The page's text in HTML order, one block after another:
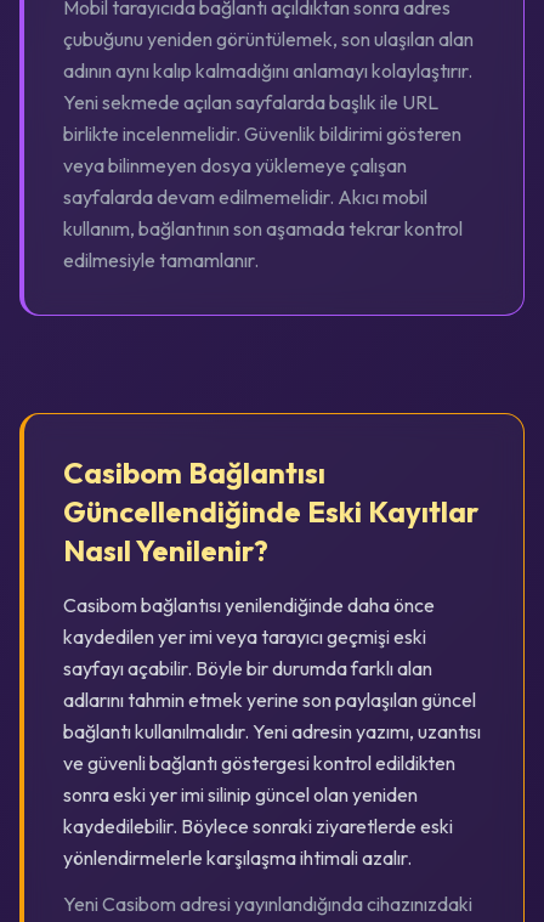
Mobil tarayıcıda bağlantı açıldıktan sonra adres
çubuğunu yeniden görüntülemek, son ulaşılan alan
adının aynı kalıp kalmadığını anlamayı kolaylaştırır.
Yeni sekmede açılan sayfalarda başlık ile URL
birlikte incelenmelidir. Güvenlik bildirimi gösteren
veya bilinmeyen dosya yüklemeye çalışan
sayfalarda devam edilmemelidir. Akıcı mobil
kullanım, bağlantının son aşamada tekrar kontrol
edilmesiyle tamamlanır.
Casibom Bağlantısı
Güncellendiğinde Eski Kayıtlar
Nasıl Yenilenir?
Casibom bağlantısı yenilendiğinde daha önce
kaydedilen yer imi veya tarayıcı geçmişi eski
sayfayı açabilir. Böyle bir durumda farklı alan
adlarını tahmin etmek yerine son paylaşılan güncel
bağlantı kullanılmalıdır. Yeni adresin yazımı, uzantısı
ve güvenli bağlantı göstergesi kontrol edildikten
sonra eski yer imi silinip güncel olan yeniden
kaydedilebilir. Böylece sonraki ziyaretlerde eski
yönlendirmelerle karşılaşma ihtimali azalır.
Yeni Casibom adresi yayınlandığında cihazınızdaki